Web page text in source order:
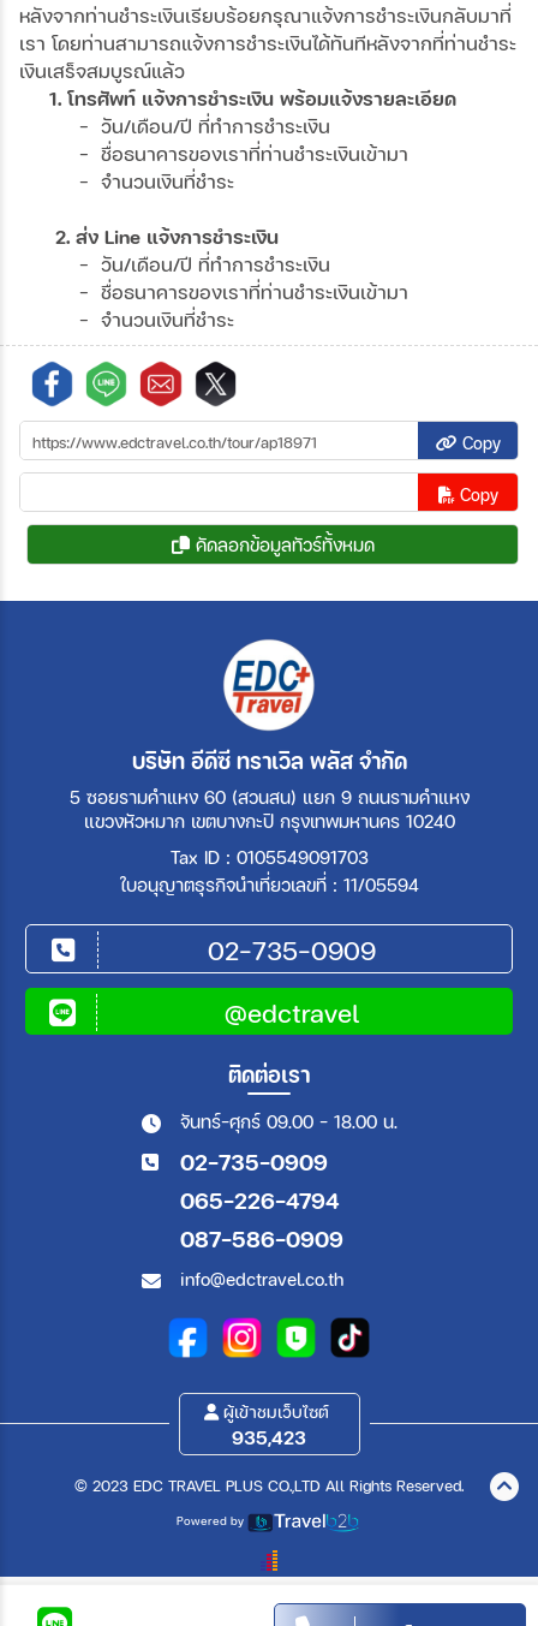
หลังจากท่านชำระเงินเรียบร้อยกรุณาแจ้งการชำระเงินกลับมาที่
เรา โดยท่านสามารถแจ้งการชำระเงินได้ทันทีหลังจากที่ท่านชำระ
เงินเสร็จสมบูรณ์แล้ว
1. โทรศัพท์ แจ้งการชำระเงิน พร้อมแจ้งรายละเอียด
- วัน/เดือน/ปี ที่ทำการชำระเงิน
- ชื่อธนาคารของเราที่ท่านชำระเงินเข้ามา
- จำนวนเงินที่ชำระ
2. ส่ง Line แจ้งการชำระเงิน
- วัน/เดือน/ปี ที่ทำการชำระเงิน
- ชื่อธนาคารของเราที่ท่านชำระเงินเข้ามา
- จำนวนเงินที่ชำระ
Copy
Copy
คัดลอกข้อมูลทัวร์ทั้งหมด
บริษัท อีดีซี ทราเวิล พลัส จำกัด
5 ซอยรามคำแหง 60 (สวนสน) แยก 9 ถนนรามคำแหง
แขวงหัวหมาก เขตบางกะปิ กรุงเทพมหานคร 10240
Tax ID : 0105549091703
ใบอนุญาตธุรกิจนำเที่ยวเลขที่ : 11/05594
02-735-0909
@edctravel
ติดต่อเรา
จันทร์-ศุกร์ 09.00 - 18.00 น.
02-735-0909
065-226-4794
087-586-0909
info@edctravel.co.th
ผู้เข้าชมเว็บไซต์
935,423
© 2023 EDC TRAVEL PLUS CO.,LTD All Rights Reserved.
Powered by